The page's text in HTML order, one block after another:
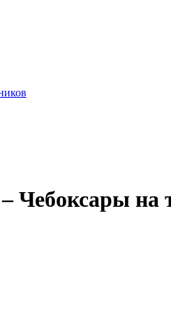
на